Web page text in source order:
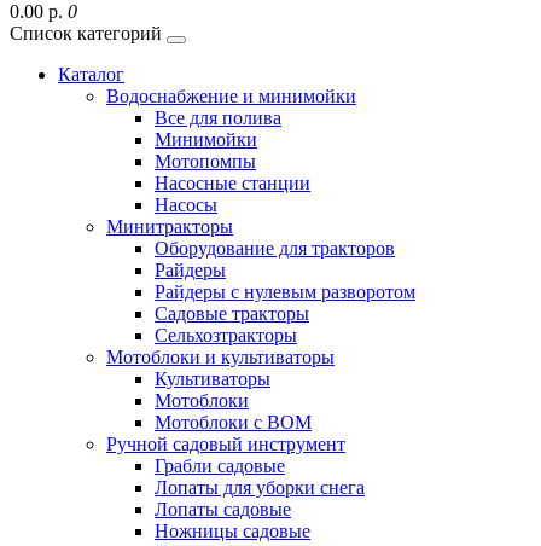
0.00 р. 0
Список категорий
Каталог
Водоснабжение и минимойки
Все для полива
Минимойки
Мотопомпы
Насосные станции
Насосы
Минитракторы
Оборудование для тракторов
Райдеры
Райдеры с нулевым разворотом
Садовые тракторы
Сельхозтракторы
Мотоблоки и культиваторы
Культиваторы
Мотоблоки
Мотоблоки с ВОМ
Ручной садовый инструмент
Грабли садовые
Лопаты для уборки снега
Лопаты садовые
Ножницы садовые